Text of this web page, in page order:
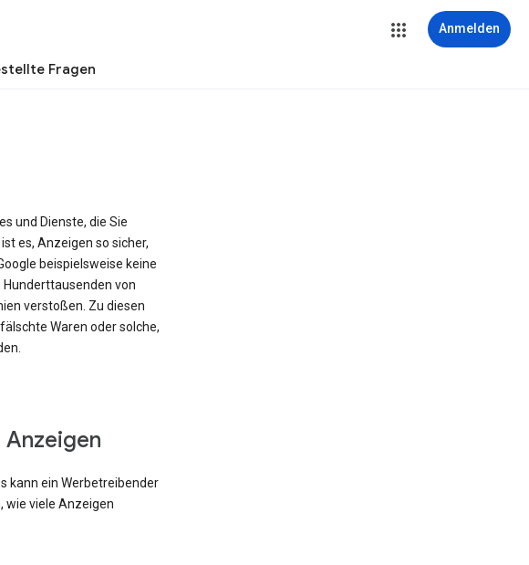
Anmelden
Fragen
und Dienste, die Sie
es, Anzeigen so sicher,
beispielsweise keine
von
verstoßen. Zu diesen
Waren oder solche,
kann ein Werbetreibender
wie viele Anzeigen